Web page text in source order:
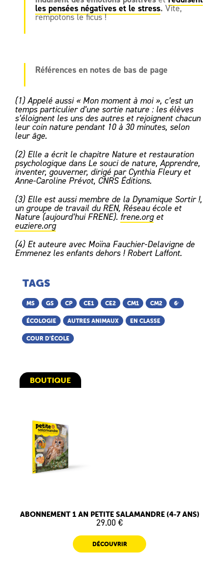
les pensées négatives et le stress. Vite,
rempotons le ficus !
Références en notes de bas de page
(1) Appelé aussi « Mon moment à moi », c’est un
temps particulier d’une sortie nature : les élèves
s’éloignent les uns des autres et rejoignent chacun
leur coin nature pendant 10 à 30 minutes, selon
leur âge.
(2) Elle a écrit le chapitre Nature et restauration
psychologique dans Le souci de nature, Apprendre,
inventer, gouverner, dirigé par Cynthia Fleury et
Anne-Caroline Prévot, CNRS Éditions.
(3) Elle est aussi membre de la Dynamique Sortir !,
un groupe de travail du REN, Réseau école et
Nature (aujourd’hui FRENE). frene.orget
euziere.org
(4) Et auteure avec Moïna Fauchier-Delavigne de
Emmenez les enfants dehors ! Robert Laffont.
TAGS
MS GS CP CE1 CE2 CM1 CM2 6ᵉ
ÉCOLOGIE AUTRES ANIMAUX EN CLASSE
COUR D’ÉCOLE
BOUTIQUE
ABONNEMENT 1 AN PETITE SALAMANDRE (4-7 ANS)
29.00 €
DÉCOUVRIR